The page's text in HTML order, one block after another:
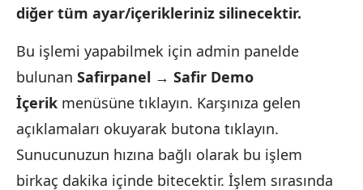
diğer tüm ayar/içerikleriniz silinecektir.
Bu işlemi yapabilmek için admin panelde
bulunan Safirpanel → Safir Demo
İçerik menüsüne tıklayın. Karşınıza gelen
açıklamaları okuyarak butona tıklayın.
Sunucunuzun hızına bağlı olarak bu işlem
birkaç dakika içinde bitecektir. İşlem sırasında